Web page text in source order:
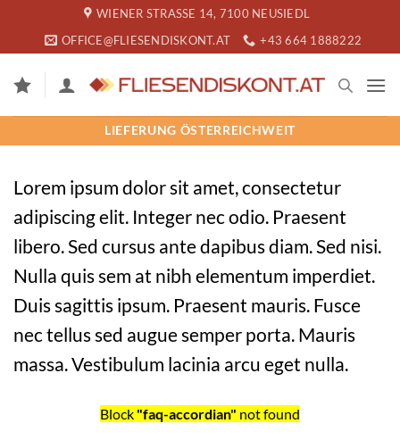
springen
WIENER STRASSE 14, 7100 NEUSIEDL
OFFICE@FLIESENDISKONT.AT
+43 664 1888222
LIEFERUNG ÖSTERREICHWEIT
Lorem ipsum dolor sit amet, consectetur
adipiscing elit. Integer nec odio. Praesent
libero. Sed cursus ante dapibus diam. Sed nisi.
Nulla quis sem at nibh elementum imperdiet.
Duis sagittis ipsum. Praesent mauris. Fusce
nec tellus sed augue semper porta. Mauris
massa. Vestibulum lacinia arcu eget nulla.
Block "faq-accordian" not found